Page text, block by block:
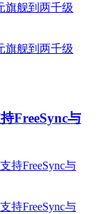
FreeSync与